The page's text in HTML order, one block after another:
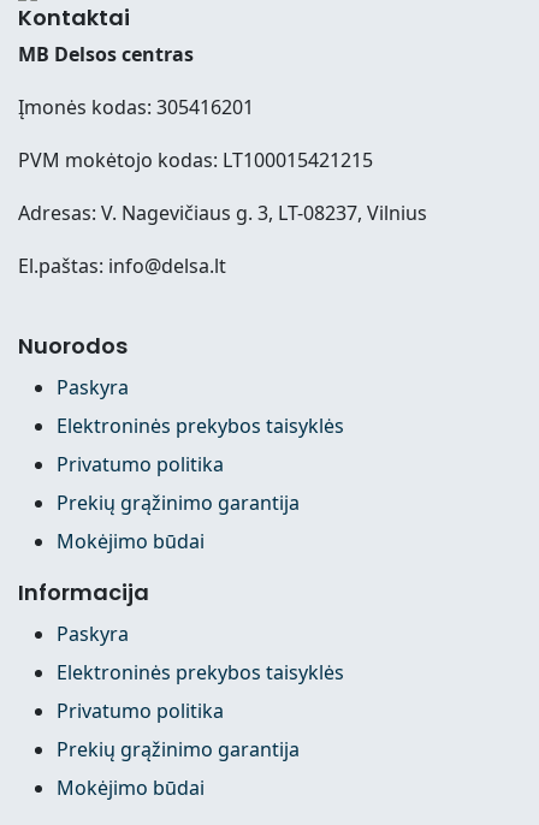
Kontaktai
MB Delsos centras
Įmonės kodas: 305416201
PVM mokėtojo kodas: LT100015421215
Adresas: V. Nagevičiaus g. 3, LT-08237, Vilnius
El.paštas: info@delsa.lt
Nuorodos
Paskyra
Elektroninės prekybos taisyklės
Privatumo politika
Prekių grąžinimo garantija
Mokėjimo būdai
Informacija
Paskyra
Elektroninės prekybos taisyklės
Privatumo politika
Prekių grąžinimo garantija
Mokėjimo būdai